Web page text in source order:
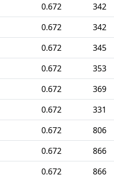
0.672 342
0.672 342
0.672 345
0.672 353
0.672 369
0.672 331
0.672 806
0.672 866
0.672 866